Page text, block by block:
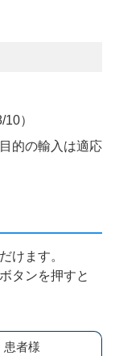
）
的の輸入は適応
けます。
タンを押すと
患者様